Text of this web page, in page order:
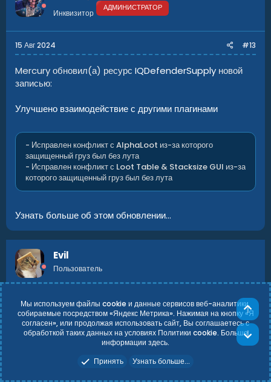
Инквизитор АДМИНИСТРАТОР
15 Авг 2024 #13
Mercury обновил(а) ресурс IQDefenderSupply новой
записью:
Улучшено взаимодействие с другими плагинами
- Исправлен конфликт с AlphaLoot из-за которого
защищенный груз был без лута
- Исправлен конфликт с Loot Table & Stacksize GUI из-за
которого защищенный груз был без лута
Узнать больше об этом обновлении...
Evil
Пользователь
19 Авг 2024 #14
Заметил такую проблему , что с сопли любой сложности
падает не больше 9 предметов , хотя в конфиге
указывал куда больше . Плагин на лут Magic loot by
Maimo . Пример конфига на всякий случай прикреплю